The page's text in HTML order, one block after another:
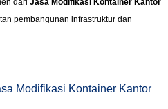
pembangunan infrastruktur dan
Modifikasi Kontainer Kantor